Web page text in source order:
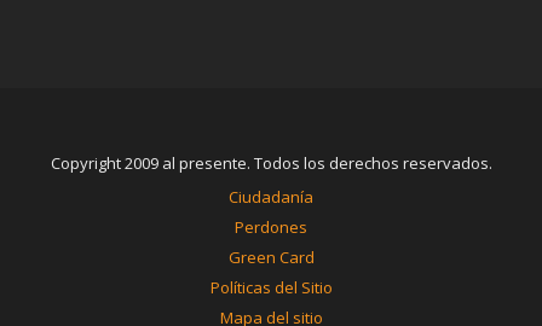
Copyright 2009 al presente. Todos los derechos reservados.
Ciudadanía
Perdones
Green Card
Políticas del Sitio
Mapa del sitio